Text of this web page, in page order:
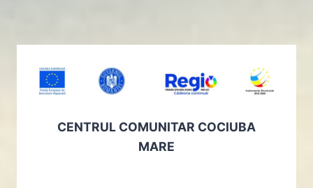
CENTRUL COMUNITAR COCIUBA
MARE